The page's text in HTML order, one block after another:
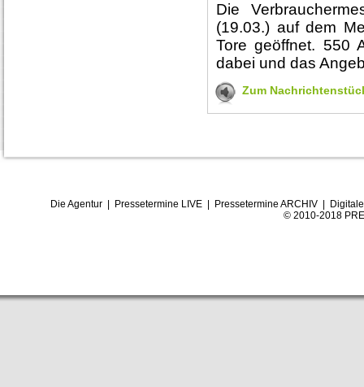
Die
(19.03.) auf dem
Tore geöffnet. 550
dabei und das
Zum
Die Agentur| Pressetermine LIVE| Pressetermine ARCHIV|
© 2010-2018